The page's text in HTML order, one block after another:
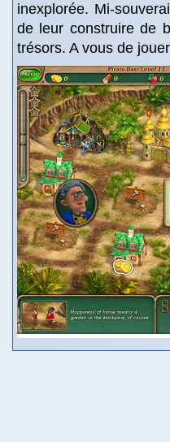
inexplorée. Mi-
de leur construire de
trésors. A vous de